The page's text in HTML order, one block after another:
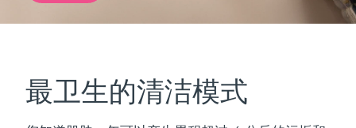
最卫生的清洁模式
红光疗法
奥地利 预计送达日期